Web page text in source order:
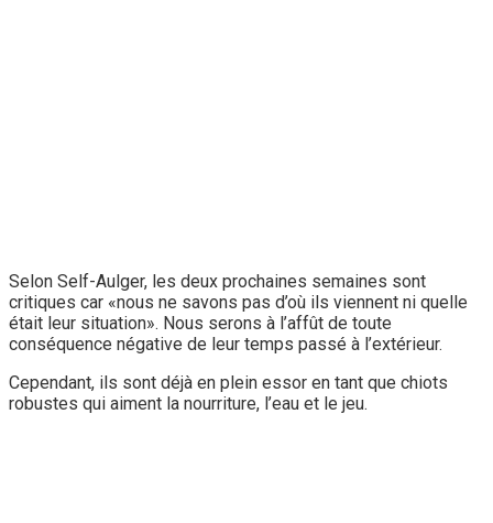
Selon Self-Aulger, les deux prochaines semaines sont
critiques car «nous ne savons pas d’où ils viennent ni quelle
était leur situation». Nous serons à l’affût de toute
conséquence négative de leur temps passé à l’extérieur.
Cependant, ils sont déjà en plein essor en tant que chiots
robustes qui aiment la nourriture, l’eau et le jeu.